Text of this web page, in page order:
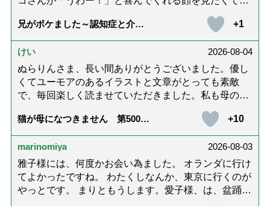
す。 お二人とも良いお友達ですね。
兄がボケました～認知症と介護
が届きました」
+1
けい
2026-08-04
ぬらりんさま、長い間ありがとうございました。優し
くてユーモアのあるイラストと文章がとっても素敵
で、毎回楽しく読ませていただきました。私も母の介
がないのが寂しくてたまりませんが、いろんなエピソ
ード思い出したりしながら頑張っていこうと思いま
す。不定期でもいいので、また会えますように。書籍
化も希望です！本当にありがとうございました。
猫が母になつきません 第500話
+10
marinomiya
2026-08-03
雅子様には、何度かお会い為ました。 オランダに行け
てよかったですね。 わたくしなんか、東京に行くのが
やっとです。 まりともうします。愛子様、は、盆踊り